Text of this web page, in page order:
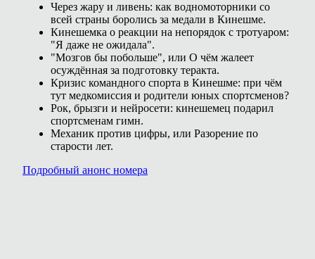
Через жару и ливень: как водномоторники со
всей страны боролись за медали в Кинешме.
Кинешемка о реакции на непорядок с тротуаром:
"Я даже не ожидала".
"Мозгов бы побольше", или О чём жалеет
осуждённая за подготовку теракта.
Кризис командного спорта в Кинешме: при чём
тут медкомиссия и родители юных спортсменов?
Рок, брызги и нейросети: кинешемец подарил
спортсменам гимн.
Механик против цифры, или Разорение по
старости лет.
Подробный анонс номера